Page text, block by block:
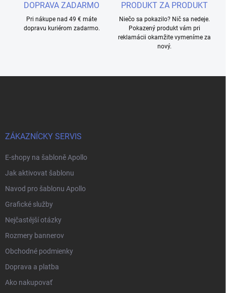
DOPRAVA ZADARMO
Pri nákupe nad 49 € máte
dopravu kuriérom zadarmo.
PRODUKT ZA PRODUKT
Niečo sa pokazilo? Nič sa nedeje.
Pokazený produkt vám pri
reklamácii okamžite vymeníme za
nový.
ZÁKAZNÍCKY SERVIS
E-shopy na šabloně Apollo
Jak aktivovat šablonu
Navod pro šablonu Apollo
Grafické služby
Nejčastější otázky
Rozmery bannerov
Obchodné podmienky
Doprava a platba
Ako nakupovať